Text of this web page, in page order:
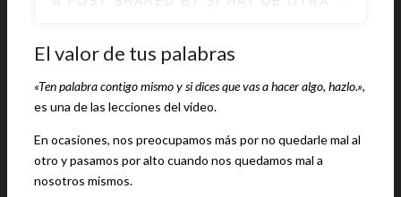
El valor de tus palabras
«Ten palabra contigo mismo y si dices que vas a hacer algo, hazlo.»,
es una de las lecciones del video.
En ocasiones, nos preocupamos más por no quedarle mal al
otro y pasamos por alto cuando nos quedamos mal a
nosotros mismos.